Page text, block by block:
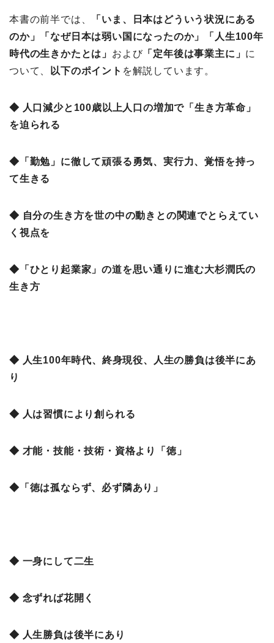
本書の前半では、 「 いま、日本はどういう状況にある
のか」「なぜ日本は弱い国になったのか」「 人生100年
時代の生きかたとは」 および「 定年後は事業主に」 に
ついて、
以下のポイント を解説しています。
◆ 人口減少と100歳以上人口の増加で「生き方革命」
を迫られる
◆「勤勉」に徹して頑張る勇気、実行力、覚悟を持っ
て生きる
◆ 自分の生き方を世の中の動きとの関連でとらえてい
く視点を
◆「ひとり起業家」の道を思い通りに進む大杉潤氏の
生き方
◆ 人生100年時代、終身現役、人生の勝負は後半にあ
り
◆ 人は習慣により創られる
◆ 才能・技能・技術・資格より「徳」
◆「徳は孤ならず、必ず隣あり」
◆ 一身にして二生
◆ 念ずれば花開く
◆ 人生勝負は後半にあり